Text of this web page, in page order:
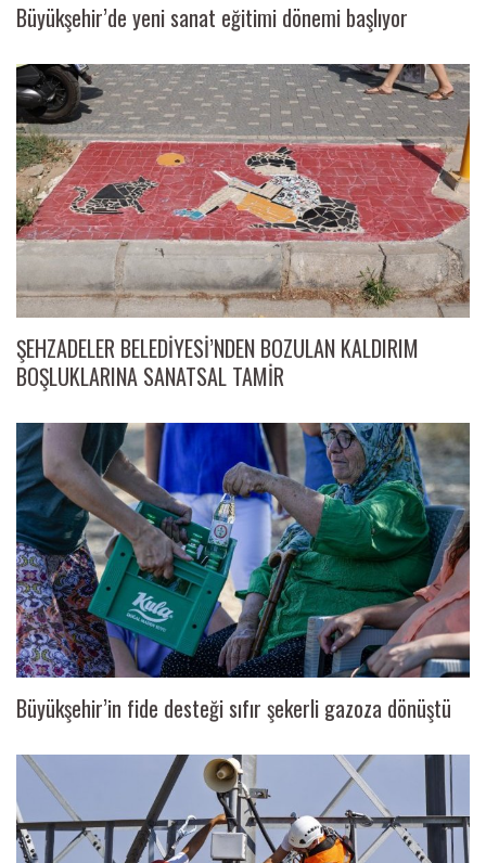
Büyükşehir’de yeni sanat eğitimi dönemi başlıyor
ŞEHZADELER BELEDİYESİ’NDEN BOZULAN KALDIRIM
BOŞLUKLARINA SANATSAL TAMİR
Büyükşehir’in fide desteği sıfır şekerli gazoza dönüştü